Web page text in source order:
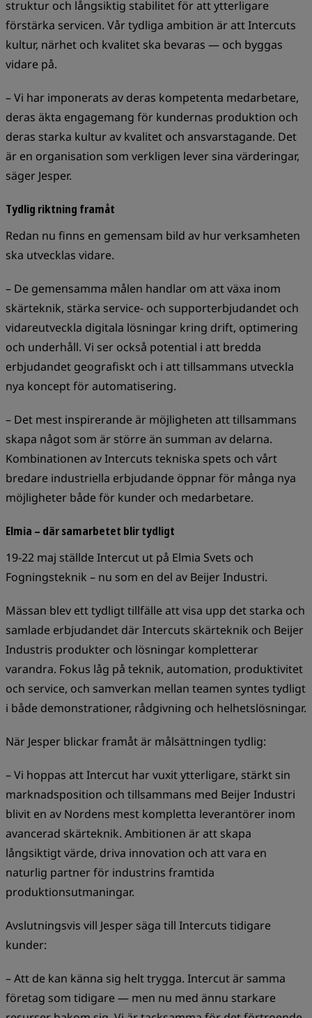
struktur och långsiktig stabilitet för att ytterligare
förstärka servicen. Vår tydliga ambition är att Intercuts
kultur, närhet och kvalitet ska bevaras — och byggas
vidare på.
– Vi har imponerats av deras kompetenta medarbetare,
deras äkta engagemang för kundernas produktion och
deras starka kultur av kvalitet och ansvarstagande. Det
är en organisation som verkligen lever sina värderingar,
säger Jesper.
Tydlig riktning framåt
Redan nu finns en gemensam bild av hur verksamheten
ska utvecklas vidare.
– De gemensamma målen handlar om att växa inom
skärteknik, stärka service- och supporterbjudandet och
vidareutveckla digitala lösningar kring drift, optimering
och underhåll. Vi ser också potential i att bredda
erbjudandet geografiskt och i att tillsammans utveckla
nya koncept för automatisering.
– Det mest inspirerande är möjligheten att tillsammans
skapa något som är större än summan av delarna.
Kombinationen av Intercuts tekniska spets och vårt
bredare industriella erbjudande öppnar för många nya
möjligheter både för kunder och medarbetare.
Elmia – där samarbetet blir tydligt
19-22 maj ställde Intercut ut på Elmia Svets och
Fogningsteknik – nu som en del av Beijer Industri.
Mässan blev ett tydligt tillfälle att visa upp det starka och
samlade erbjudandet där Intercuts skärteknik och Beijer
Industris produkter och lösningar kompletterar
varandra. Fokus låg på teknik, automation, produktivitet
och service, och samverkan mellan teamen syntes tydligt
i både demonstrationer, rådgivning och helhetslösningar.
När Jesper blickar framåt är målsättningen tydlig:
– Vi hoppas att Intercut har vuxit ytterligare, stärkt sin
marknadsposition och tillsammans med Beijer Industri
blivit en av Nordens mest kompletta leverantörer inom
avancerad skärteknik. Ambitionen är att skapa
långsiktigt värde, driva innovation och att vara en
naturlig partner för industrins framtida
produktionsutmaningar.
Avslutningsvis vill Jesper säga till Intercuts tidigare
kunder:
– Att de kan känna sig helt trygga. Intercut är samma
företag som tidigare — men nu med ännu starkare